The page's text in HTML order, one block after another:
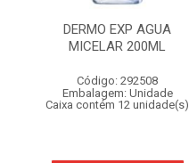
DERMO EXP AGUA
MICELAR 200ML
Código: 292508
Embalagem: Unidade
Caixa contém 12 unidade(s)